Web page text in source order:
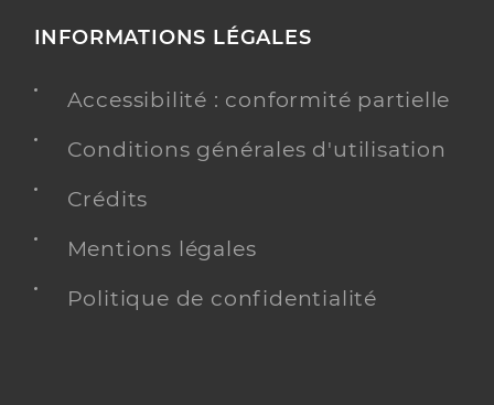
INFORMATIONS LÉGALES
Accessibilité : conformité partielle
Conditions générales d'utilisation
Crédits
Mentions légales
Politique de confidentialité